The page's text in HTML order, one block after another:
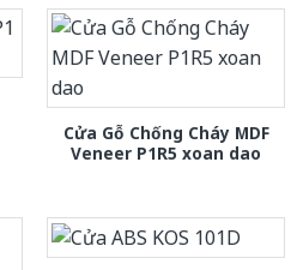
Cửa Gỗ Chống Cháy MDF
Veneer P1R5 xoan dao